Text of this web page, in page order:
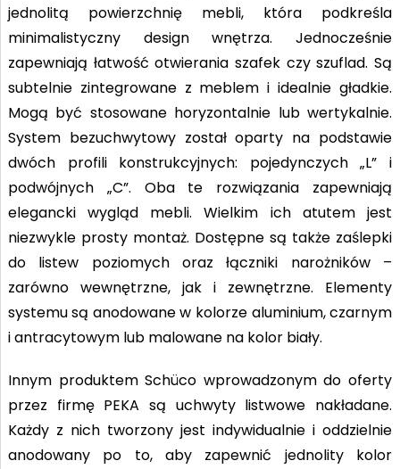
jednolitą powierzchnię mebli, która podkreśla
minimalistyczny design wnętrza. Jednocześnie
zapewniają łatwość otwierania szafek czy szuflad. Są
subtelnie zintegrowane z meblem i idealnie gładkie.
Mogą być stosowane horyzontalnie lub wertykalnie.
System bezuchwytowy został oparty na podstawie
dwóch profili konstrukcyjnych: pojedynczych „L” i
podwójnych „C”. Oba te rozwiązania zapewniają
elegancki wygląd mebli. Wielkim ich atutem jest
niezwykle prosty montaż. Dostępne są także zaślepki
do listew poziomych oraz łączniki narożników –
zarówno wewnętrzne, jak i zewnętrzne. Elementy
systemu są anodowane w kolorze aluminium, czarnym
i antracytowym lub malowane na kolor biały.
Innym produktem Schüco wprowadzonym do oferty
przez firmę PEKA są uchwyty listwowe nakładane.
Każdy z nich tworzony jest indywidualnie i oddzielnie
anodowany po to, aby zapewnić jednolity kolor